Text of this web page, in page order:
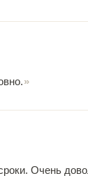
Очень